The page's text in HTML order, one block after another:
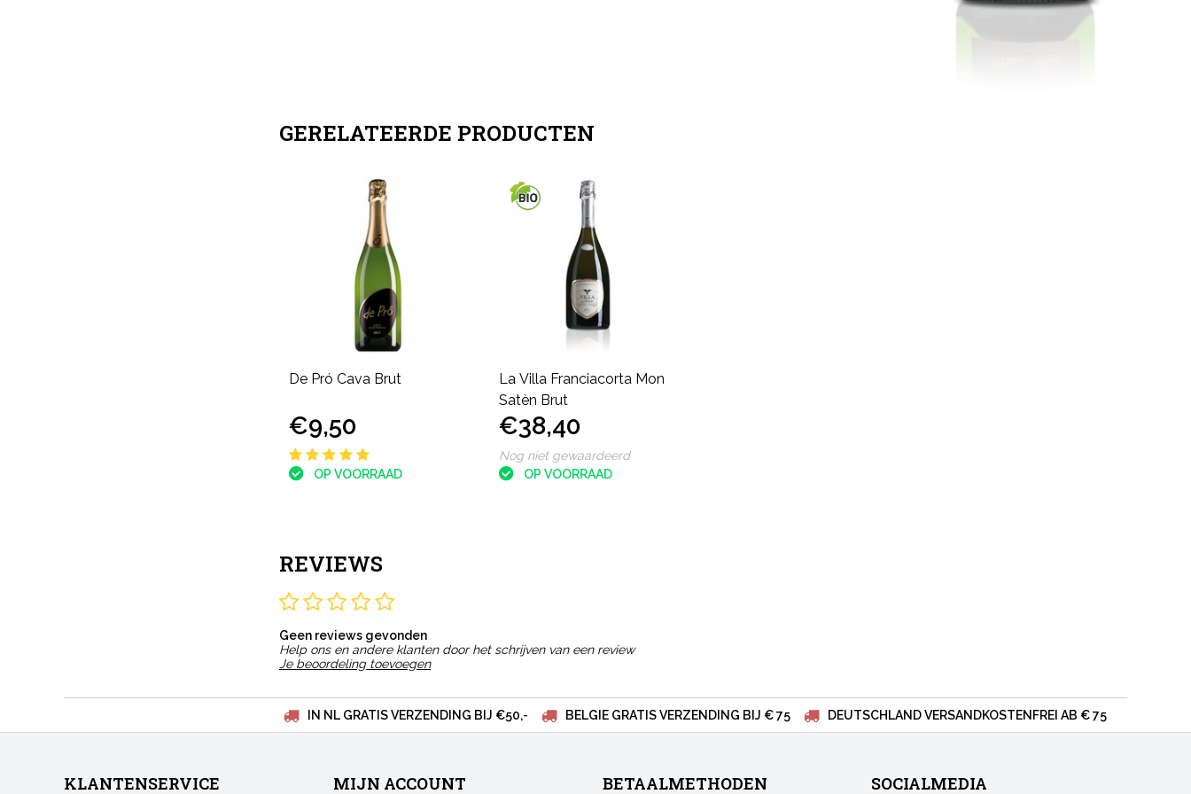
GERELATEERDE PRODUCTEN
De Pró Cava Brut
€9,50
OP VOORRAAD
La Villa Franciacorta Mon
Satèn Brut
€38,40
Nog niet gewaardeerd
OP VOORRAAD
REVIEWS
Geen reviews gevonden
Help ons en andere klanten door het schrijven van een review
Je beoordeling toevoegen
IN NL GRATIS VERZENDING BIJ €50,- BELGIE GRATIS VERZENDING BIJ € 75 DEUTSCHLAND VERSANDKOSTENFREI AB € 75
KLANTENSERVICE MIJN ACCOUNT BETAALMETHODEN SOCIALMEDIA